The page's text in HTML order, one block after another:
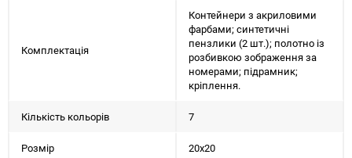
Комплектація
Контейнери з акриловими
фарбами; синтетичні
пензлики (2 шт.); полотно із
розбивкою зображення за
номерами; підрамник;
кріплення.
Кількість кольорів 7
Розмір 20х20